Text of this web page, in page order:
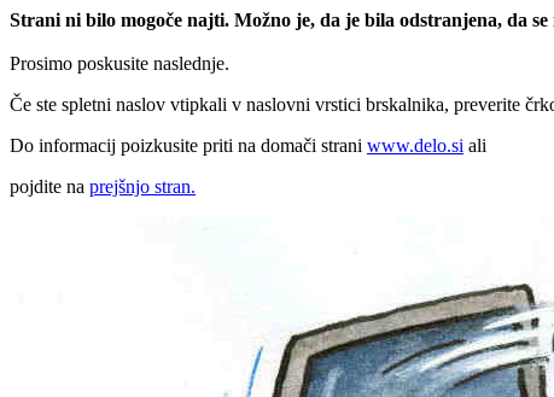
Strani ni bilo mogoče najti. Možno je, da je bila odstranjena, da
Prosimo poskusite naslednje.
Če ste spletni naslov vtipkali v naslovni vrstici brskalnika, preverite
Do informacij poizkusite priti na domači strani www.delo.si ali
pojdite na prejšnjo stran.